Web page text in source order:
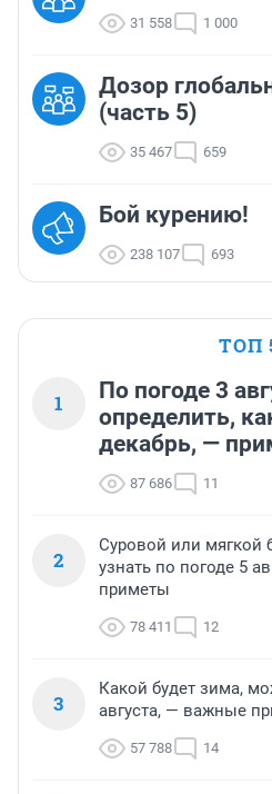
31 558 1 000
Дозор
(часть 5)
35 467 659
Бой курению!
238 107 693
ТОП
1
По погоде 3
определить,
декабрь, —
87 686 11
2
Суровой или мягкой
узнать по погоде 5
приметы
78 411 12
3
Какой будет зима,
августа, — важные
57 788 14